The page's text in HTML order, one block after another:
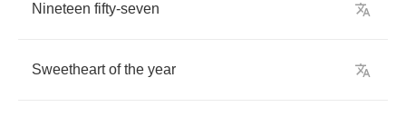
Nineteen fifty-seven
Sweetheart of the year